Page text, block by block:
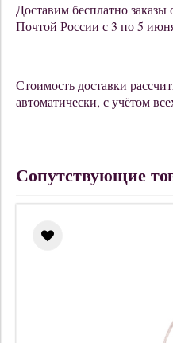
Доставим бесплатно
Почтой России с 3 по 5
Стоимость доставки
автоматически, с учётом
Сопутствующие